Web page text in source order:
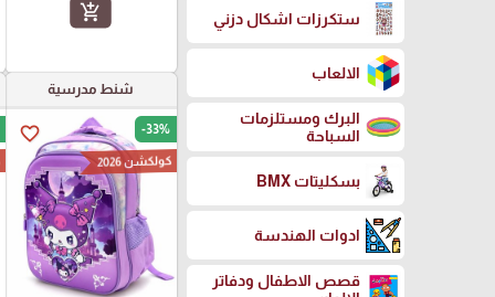
ستكرزات اشكال دزني
الالعاب
البرك ومستلزمات
السباحة
بسكليتات BMX
ادوات الهندسة
قصص الاطفال ودفاتر
add_shopping_cart
شنط مدرسية
favorite_border -33%
كولكشن 2026